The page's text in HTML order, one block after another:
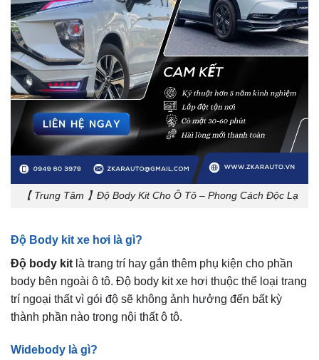
【 Trung Tâm 】Độ Body Kit Cho Ô Tô – Phong Cách Độc Lạ
Độ Body kit xe hơi là gì?
Độ body kit là trang trí hay gắn thêm phụ kiện cho phần
body bên ngoài ô tô. Độ body kit xe hơi thuộc thể loại trang
trí ngoại thất vì gói độ sẽ không ảnh hưởng đến bất kỳ
thành phần nào trong nội thất ô tô.
Widebody là gì?